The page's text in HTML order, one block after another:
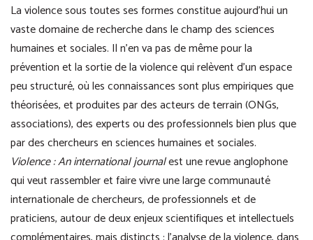
La violence sous toutes ses formes constitue aujourd’hui un
vaste domaine de recherche dans le champ des sciences
humaines et sociales. Il n’en va pas de même pour la
prévention et la sortie de la violence qui relèvent d’un espace
peu structuré, où les connaissances sont plus empiriques que
théorisées, et produites par des acteurs de terrain (ONGs,
associations), des experts ou des professionnels bien plus que
par des chercheurs en sciences humaines et sociales.
Violence : An international journalest une revue anglophone
qui veut rassembler et faire vivre une large communauté
internationale de chercheurs, de professionnels et de
praticiens, autour de deux enjeux scientifiques et intellectuels